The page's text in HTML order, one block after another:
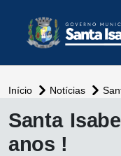
Início Notícias
principal
Santa
anos !